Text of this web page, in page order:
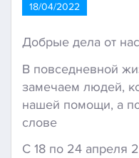
18/04/2022
Добрые дела от
В повседневной
замечаем людей,
нашей помощи, а
слове
С 18 по 24 апреля